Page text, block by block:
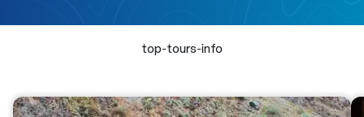
top-tours-info